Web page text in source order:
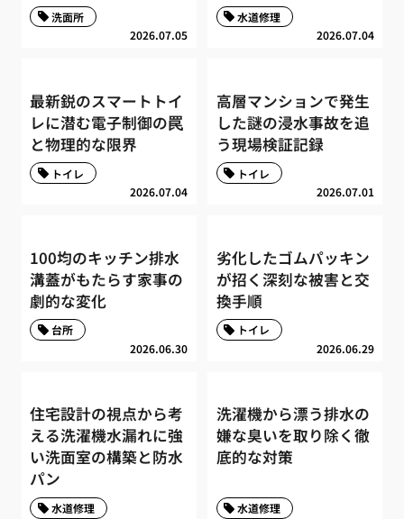
2026.07.05
洗面所
2026.07.04
水道修理
最新鋭のスマートトイ
レに潜む電子制御の罠
と物理的な限界
2026.07.04
トイレ
高層マンションで発生
した謎の浸水事故を追
う現場検証記録
2026.07.01
トイレ
100均のキッチン排水
溝蓋がもたらす家事の
劇的な変化
2026.06.30
台所
劣化したゴムパッキン
が招く深刻な被害と交
換手順
2026.06.29
トイレ
住宅設計の視点から考
える洗濯機水漏れに強
い洗面室の構築と防水
パン
水道修理
洗濯機から漂う排水の
嫌な臭いを取り除く徹
底的な対策
水道修理